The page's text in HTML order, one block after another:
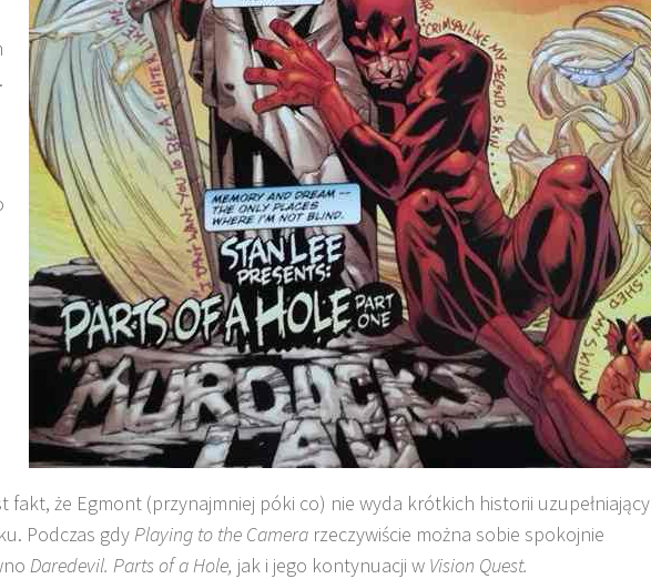
fakt, że Egmont (przynajmniej póki co) nie wyda krótkich historii uzupełniający
Podczas gdyPlaying to the Camera rzeczywiście można sobie spokojnie
Daredevil. Parts of a Hole, jak i jego kontynuacji w Vision Quest.